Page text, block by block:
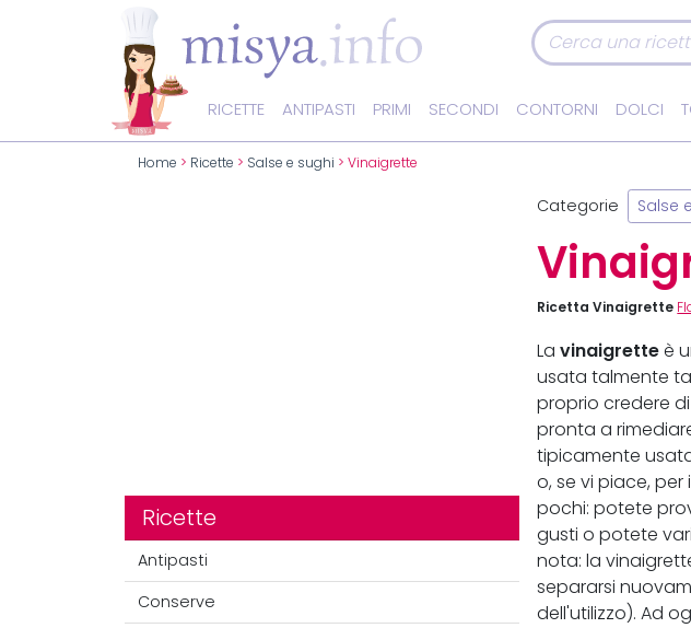
RICETTE ANTIPASTI PRIMI SECONDI CONTORNI DOLCI
Home > Ricette > Salse e sughi > Vinaigrette
Ricette
Antipasti
Conserve
Categorie Salse
Ricetta Vinaigrette
Lavinaigrette è
usata talmente
proprio credere
pronta a
tipicamente
o, se vi piace,
pochi: potete
gusti o potete
nota: la
separarsi
dell'utilizzo). Ad